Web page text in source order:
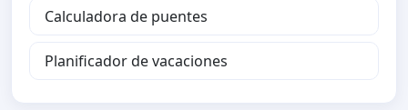
Calculadora de puentes
Planificador de vacaciones